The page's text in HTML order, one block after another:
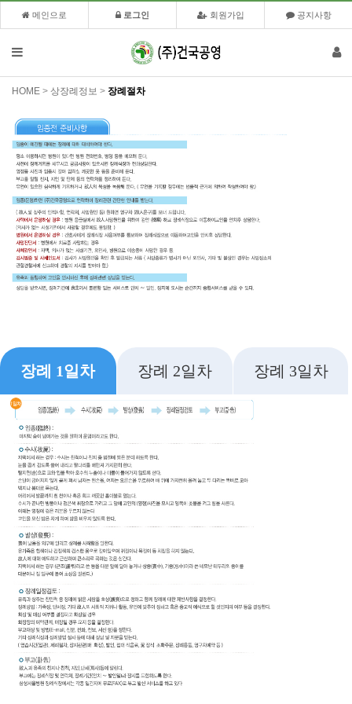
메인으로 로그인 회원가입 공지사항
HOME > 상장례정보 > 장례절차
장례 1일차 장례 2일차 장례 3일차